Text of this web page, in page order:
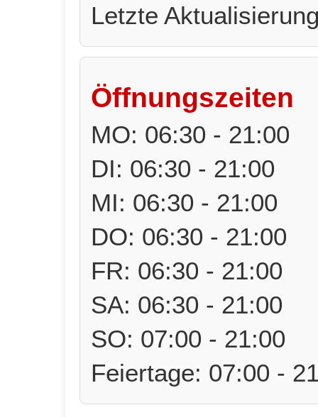
Letzte
Öffnungszeiten
MO: 06:30 - 21:00
DI: 06:30 - 21:00
MI: 06:30 - 21:00
DO: 06:30 - 21:00
FR: 06:30 - 21:00
SA: 06:30 - 21:00
SO: 07:00 - 21:00
Feiertage: 07:00 -